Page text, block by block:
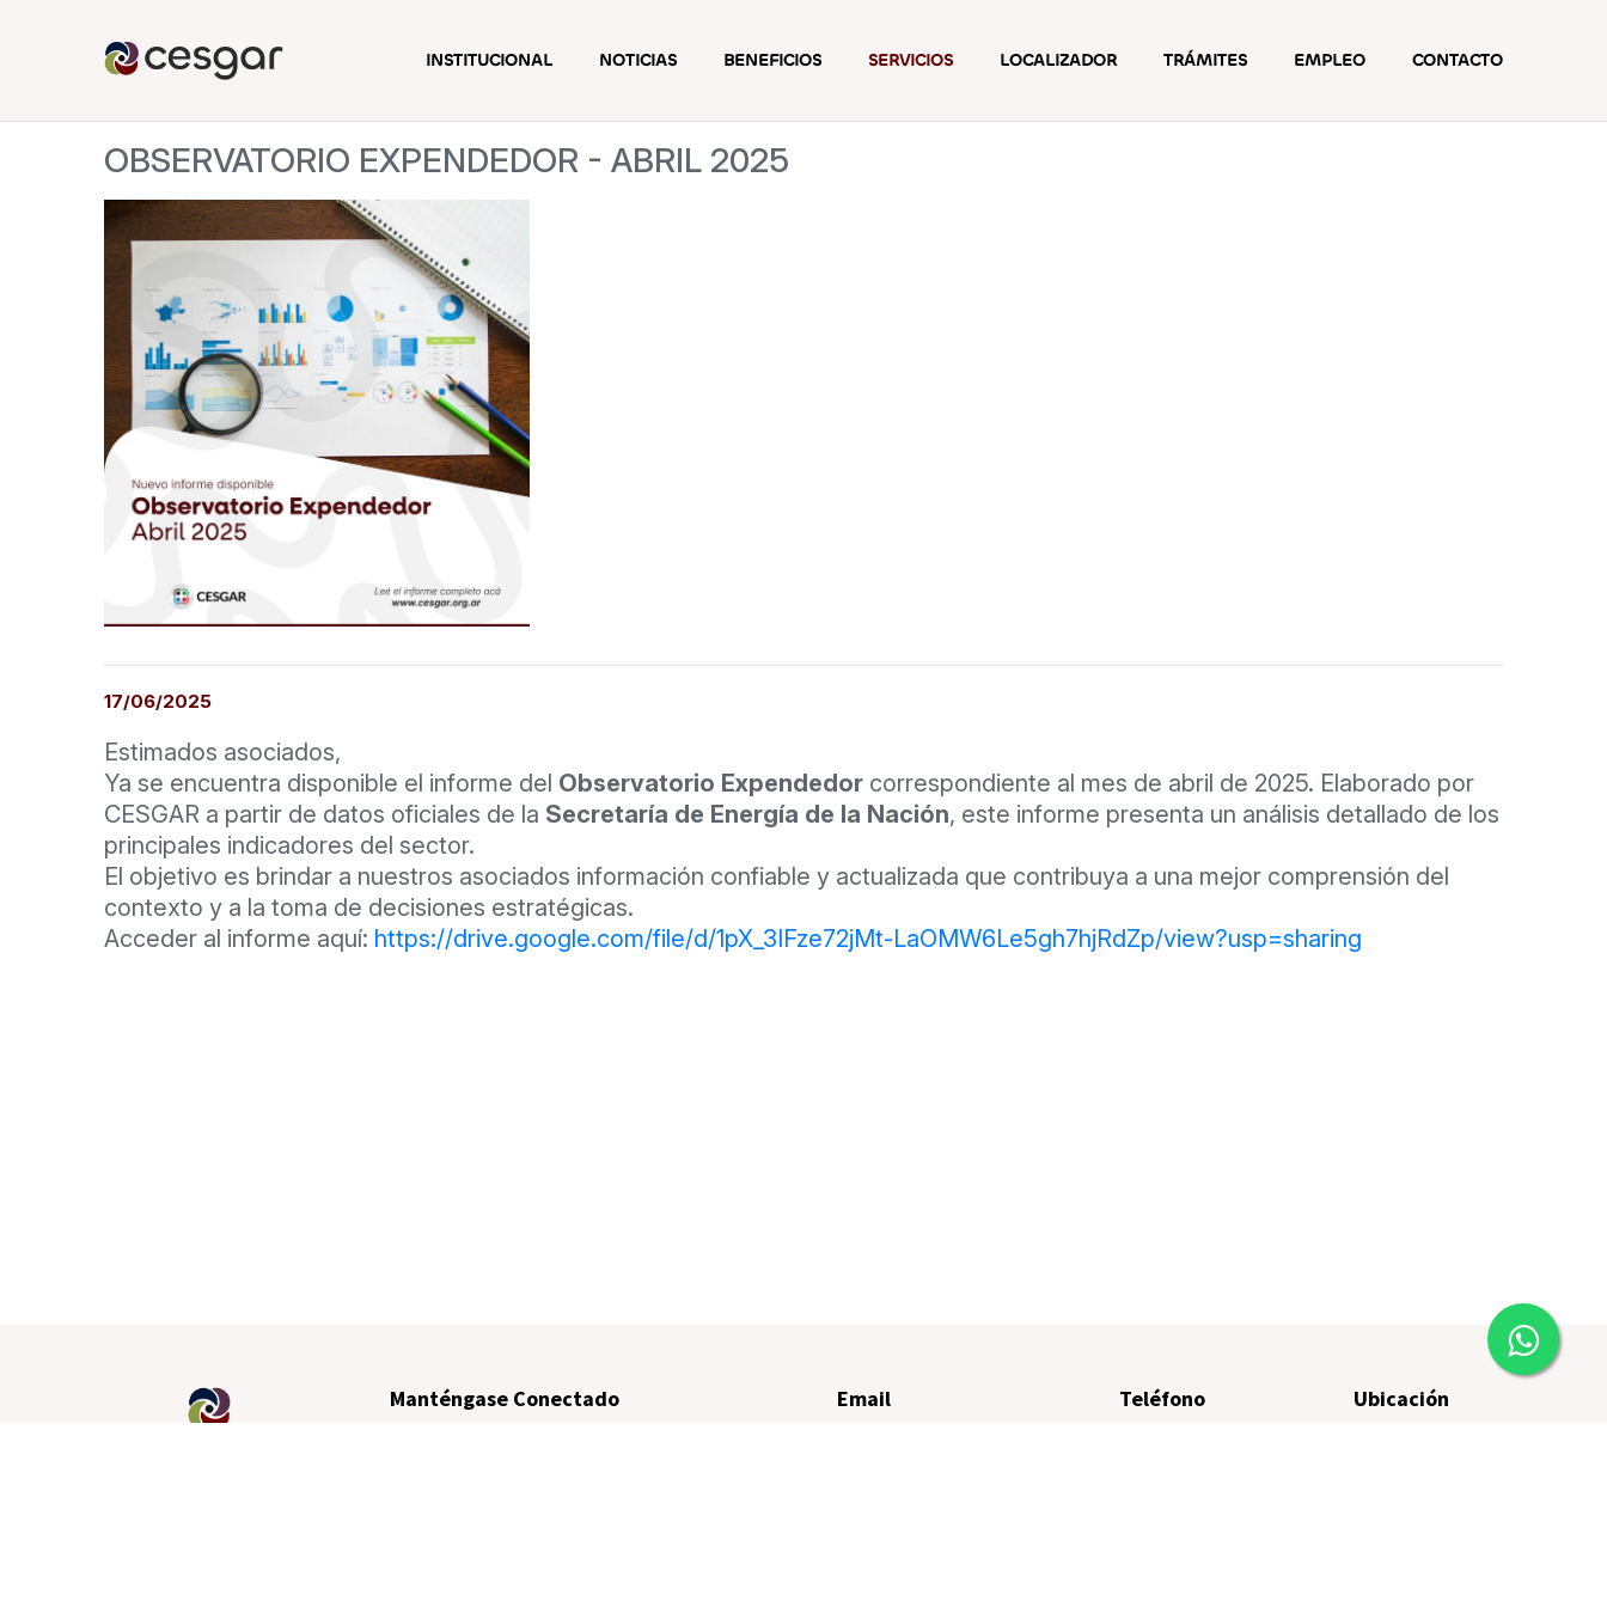
INSTITUCIONAL NOTICIAS BENEFICIOS SERVICIOS LOCALIZADOR TRÁMITES EMPLEO CONTACTO
OBSERVATORIO EXPENDEDOR - ABRIL 2025
17/06/2025
Estimados asociados,
Ya se encuentra disponible el informe del Observatorio Expendedor correspondiente al mes de abril de 2025. Elaborado por
CESGAR a partir de datos oficiales de la Secretaría de Energía de la Nación, este informe presenta un análisis detallado de los
principales indicadores del sector.
El objetivo es brindar a nuestros asociados información confiable y actualizada que contribuya a una mejor comprensión del
contexto y a la toma de decisiones estratégicas.
Acceder al informe aquí: https://drive.google.com/file/d/1pX_3IFze72jMt-LaOMW6Le5gh7hjRdZp/view?usp=sharing
Manténgase Conectado Email Teléfono Ubicación